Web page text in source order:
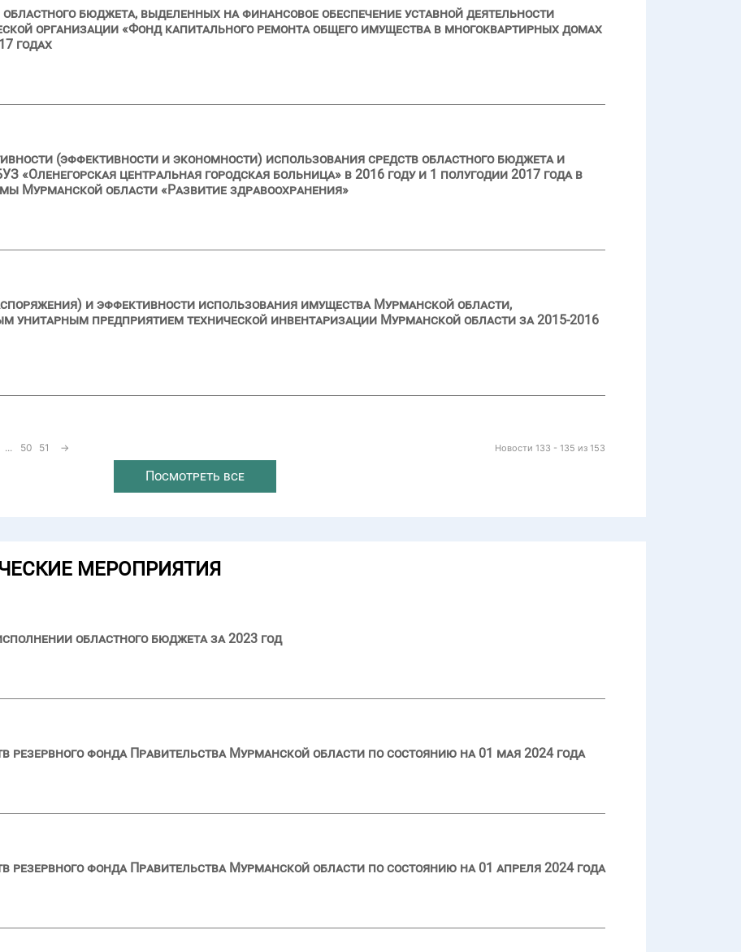
бюджета, выделенных на финансовое обеспечение уставной деятельности
организации «Фонд капитального ремонта общего имущества в многоквартирных домах
годах
(эффективности и экономности) использования средств областного бюджета и
центральная городская больница» в 2016 году и 1 полугодии 2017 года в
Мурманской области «Развитие здравоохранения»
и эффективности использования имущества Мурманской области,
унитарным предприятием технической инвентаризации Мурманской области за 2015-2016
Новости 133 - 135 из 153
... 50 51 →
Посмотреть все
МЕРОПРИЯТИЯ
областного бюджета за 2023 год
резервного фонда Правительства Мурманской области по состоянию на 01 мая 2024 года
резервного фонда Правительства Мурманской области по состоянию на 01 апреля 2024 года